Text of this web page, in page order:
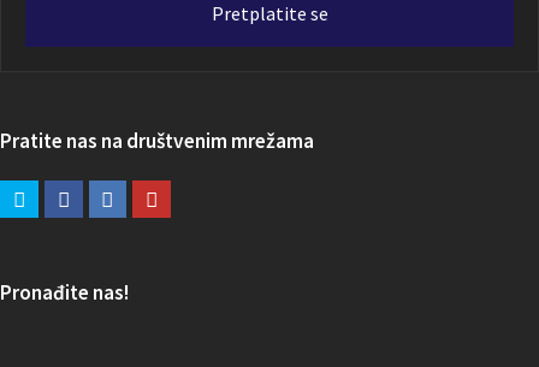
Pretplatite se
Pratite nas na društvenim mrežama
Pronađite nas!